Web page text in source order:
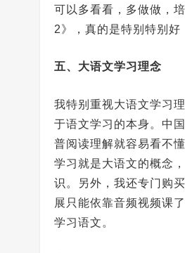
可以多看看，多做做，
2》，真的是特别特别好
五、大语文学习理念
我特别重视大语文学习
于语文学习的本身。中
普阅读理解就容易看不
学习就是大语文的概念
识。另外，我还专门购
展只能依靠音频视频课
学习语文。